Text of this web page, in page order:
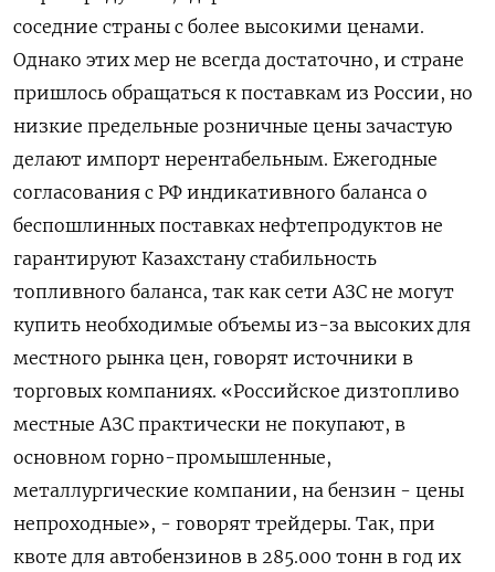
соседние страны с более высокими ценами.
Однако этих мер не всегда достаточно, и стране
пришлось обращаться к поставкам из России, но
низкие предельные розничные цены зачастую
делают импорт нерентабельным. Ежегодные
согласования с РФ индикативного баланса о
беспошлинных поставках нефтепродуктов не
гарантируют Казахстану стабильность
топливного баланса, так как сети АЗС не могут
купить необходимые объемы из-за высоких для
местного рынка цен, говорят источники в
торговых компаниях. «Российское дизтопливо
местные АЗС практически не покупают, в
основном горно-промышленные,
металлургические компании, на бензин - цены
непроходные», - говорят трейдеры. Так, при
квоте для автобензинов в 285.000 тонн в год их